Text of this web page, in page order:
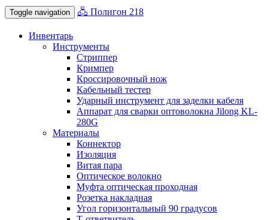
Toggle navigation 🖧 Полигон 218
Инвентарь
Инструменты
Стриппер
Кримпер
Кроссировочный нож
Кабельный тестер
Ударный инструмент для заделки кабеля
Аппарат для сварки оптоволокна Jilong KL-
280G
Материалы
Коннектор
Изоляция
Витая пара
Оптическое волокно
Муфта оптическая проходная
Розетка накладная
Угол горизонтальный 90 градусов